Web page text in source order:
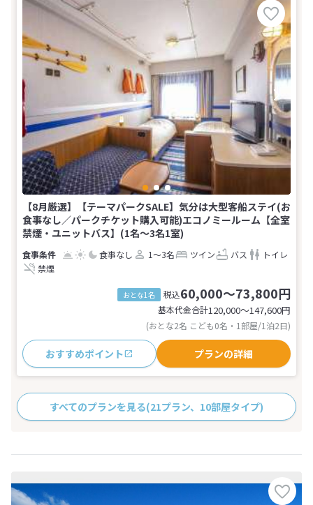
【8月厳選】【テーマパークSALE】気分は大型客船ステイ(お
食事なし／パークチケット購入可能)エコノミールーム【全室
禁煙・ユニットバス】(1名～3名1室)
食事なし 1～3名 ツイン バス
トイレ
禁煙
おとな1名 税込60,000～73,800円
基本代金合計120,000〜147,600円
(おとな2名 こども0名・1部屋/1泊2日)
おすすめポイント プランの詳細
すべてのプランを見る(21プラン、10部屋タイプ)